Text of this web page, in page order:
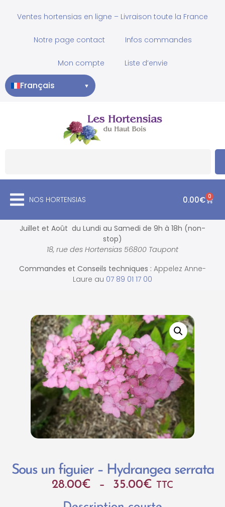
Ventes hortensias en ligne – Livraison toute la France
Notre page contact Infos commandes
Mon compte Liste d’envie
Français ▼
NOS HORTENSIAS 0.00€ 0
Juillet et Août du Lundi au Samedi de 9h à 18h (non-
stop)
18, rue des Hortensias 56800 Taupont
Commandes et Conseils techniques : Appelez Anne-
Laure au 07 89 01 17 00
Sous un figuier – Hydrangea serrata
28.00€ – 35.00€ TTC